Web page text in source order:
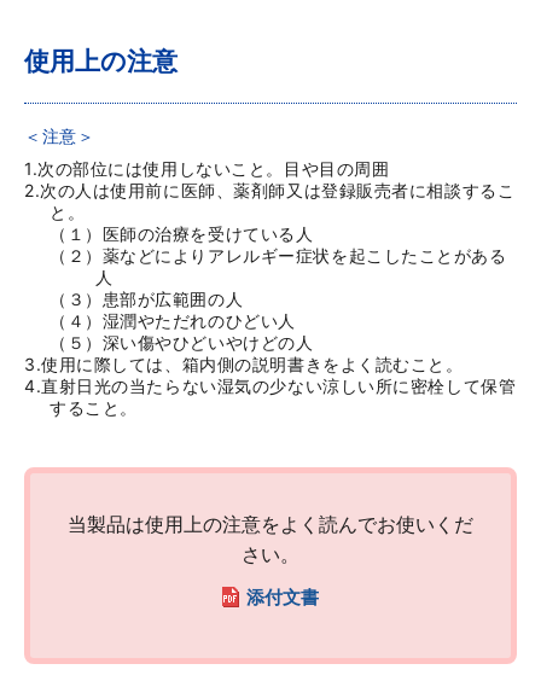
商品を買い物かごに入れる
商品を買い物かごに入れる
ロート製薬オンライン 相談窓口
0120-733-610
使用上の注意
＜注意＞
1.次の部位には使用しないこと。目や目の周囲
2.次の人は使用前に医師、薬剤師又は登録販売者に相談するこ
と。
（１）医師の治療を受けている人
（２）薬などによりアレルギー症状を起こしたことがある
人
（３）患部が広範囲の人
（４）湿潤やただれのひどい人
（５）深い傷やひどいやけどの人
3.使用に際しては、箱内側の説明書きをよく読むこと。
4.直射日光の当たらない湿気の少ない涼しい所に密栓して保管
すること。
当製品は使用上の注意をよく読んでお使いくだ
さい。
添付文書